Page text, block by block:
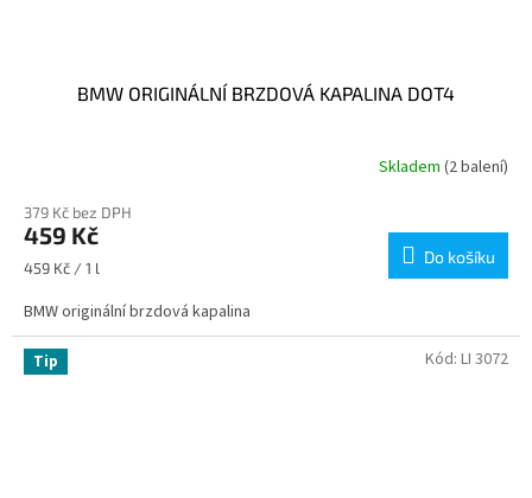
BMW ORIGINÁLNÍ BRZDOVÁ KAPALINA DOT4
Skladem (2 balení)
379 Kč bez DPH
459 Kč
Měrná
459 Kč / 1 l
Do košíku
BMW originální brzdová kapalina
Tip Kód: LI 3072